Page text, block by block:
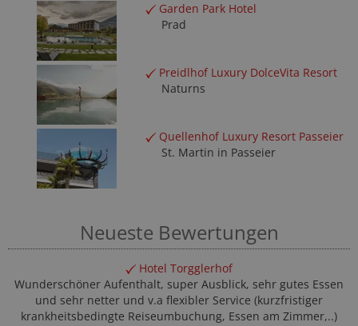
Garden Park Hotel
Prad
Preidlhof Luxury DolceVita Resort
Naturns
Quellenhof Luxury Resort Passeier
St. Martin in Passeier
Neueste Bewertungen
Hotel Torgglerhof
Wunderschöner Aufenthalt, super Ausblick, sehr gutes Essen
und sehr netter und v.a flexibler Service (kurzfristiger
krankheitsbedingte Reiseumbuchung, Essen am Zimmer,..)